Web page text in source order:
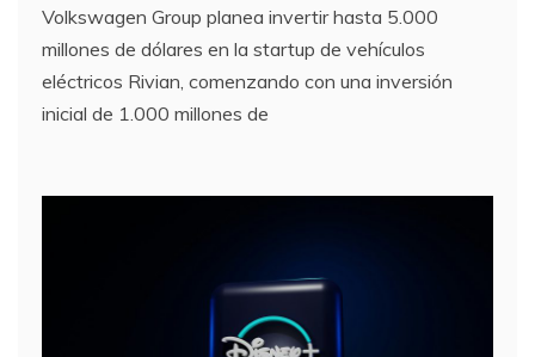
Volkswagen Group planea invertir hasta 5.000
millones de dólares en la startup de vehículos
eléctricos Rivian, comenzando con una inversión
inicial de 1.000 millones de